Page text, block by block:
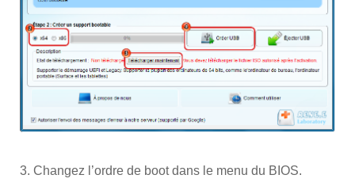
3. Changez l’ordre de boot dans le menu du BIOS.